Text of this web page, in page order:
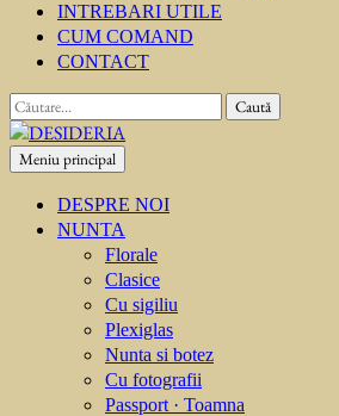
INTREBARI UTILE
CUM COMAND
CONTACT
Caută
după:
DESIDERIA
Creator de invitati
Meniu principal
DESPRE NOI
NUNTA
Florale
Clasice
Cu sigiliu
Plexiglas
Nunta si botez
Cu fotografii
Passport · Toamna